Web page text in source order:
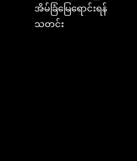
အိမ်ခြံမြေရောင်းရန်
သတင်း